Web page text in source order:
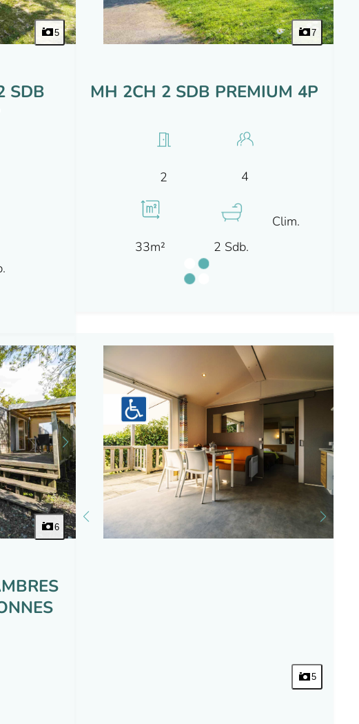
5
SDB
7
MH 2CH 2 SDB PREMIUM 4P
2 4
33m² 2 Sdb.
Clim.
6
5